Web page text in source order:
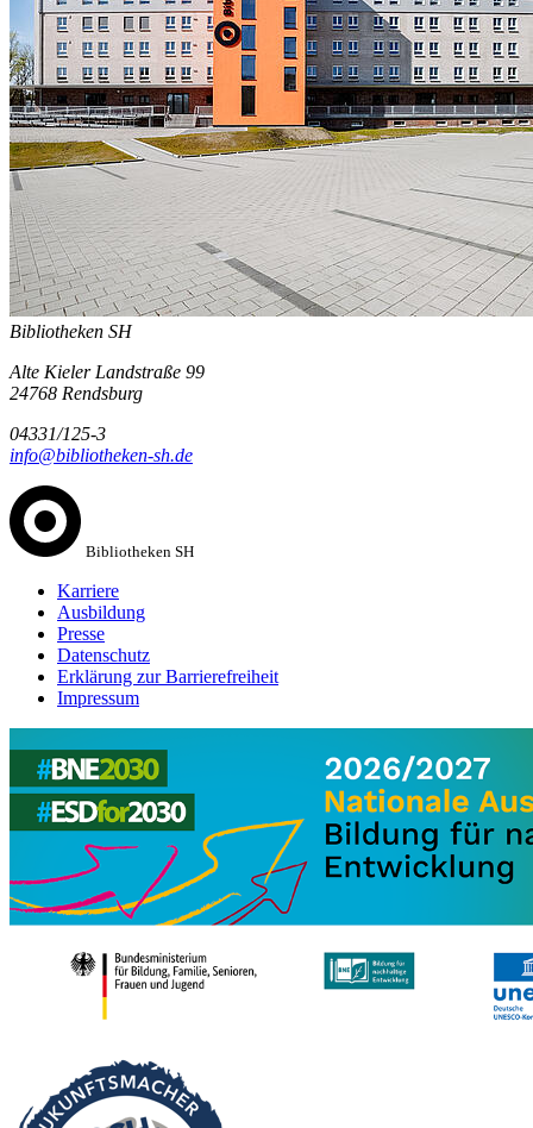
Bibliotheken SH
Alte Kieler Landstraße 99
24768 Rendsburg
04331/125-3
info@bibliotheken-sh.de
Bibliotheken SH
Karriere
Ausbildung
Presse
Datenschutz
Erklärung zur Barrierefreiheit
Impressum